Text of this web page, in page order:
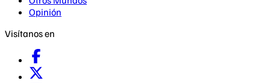
Opinión
Visítanos en